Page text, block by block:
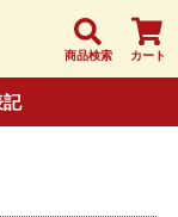
商品検索 カート